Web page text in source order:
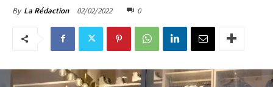
By La Rédaction 02/02/2022 0